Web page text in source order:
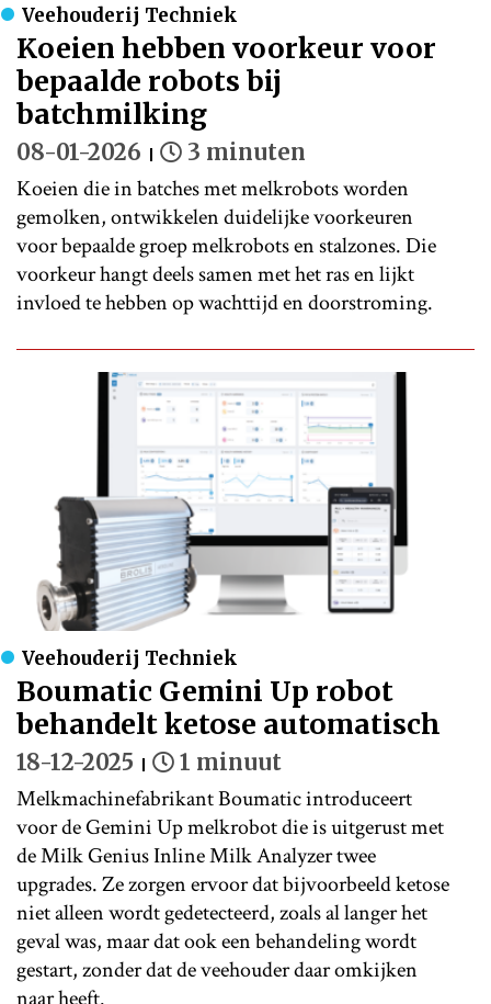
Veehouderij Techniek
Koeien hebben voorkeur voor
bepaalde robots bij
batchmilking
08-01-2026 3 minuten
Koeien die in batches met melkrobots worden
gemolken, ontwikkelen duidelijke voorkeuren
voor bepaalde groep melkrobots en stalzones. Die
voorkeur hangt deels samen met het ras en lijkt
invloed te hebben op wachttijd en doorstroming.
Veehouderij Techniek
Boumatic Gemini Up robot
behandelt ketose automatisch
18-12-2025 1 minuut
Melkmachinefabrikant Boumatic introduceert
voor de Gemini Up melkrobot die is uitgerust met
de Milk Genius Inline Milk Analyzer twee
upgrades. Ze zorgen ervoor dat bijvoorbeeld ketose
niet alleen wordt gedetecteerd, zoals al langer het
geval was, maar dat ook een behandeling wordt
gestart, zonder dat de veehouder daar omkijken
naar heeft.